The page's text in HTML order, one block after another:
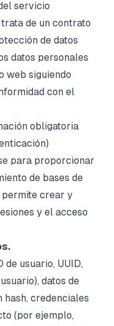
servicio
de un contrato
de datos
datos personales
web siguiendo
con el
obligatoria
para proporcionar
de bases de
permite crear y
y el acceso
usuario, UUID,
datos de
credenciales
(por ejemplo,